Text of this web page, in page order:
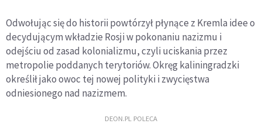
Odwołując się do historii powtórzył płynące z Kremla idee o
decydującym wkładzie Rosji w pokonaniu nazizmu i
odejściu od zasad kolonializmu, czyli uciskania przez
metropolie poddanych terytoriów. Okręg kaliningradzki
określił jako owoc tej nowej polityki i zwycięstwa
odniesionego nad nazizmem.
DEON.PL POLECA